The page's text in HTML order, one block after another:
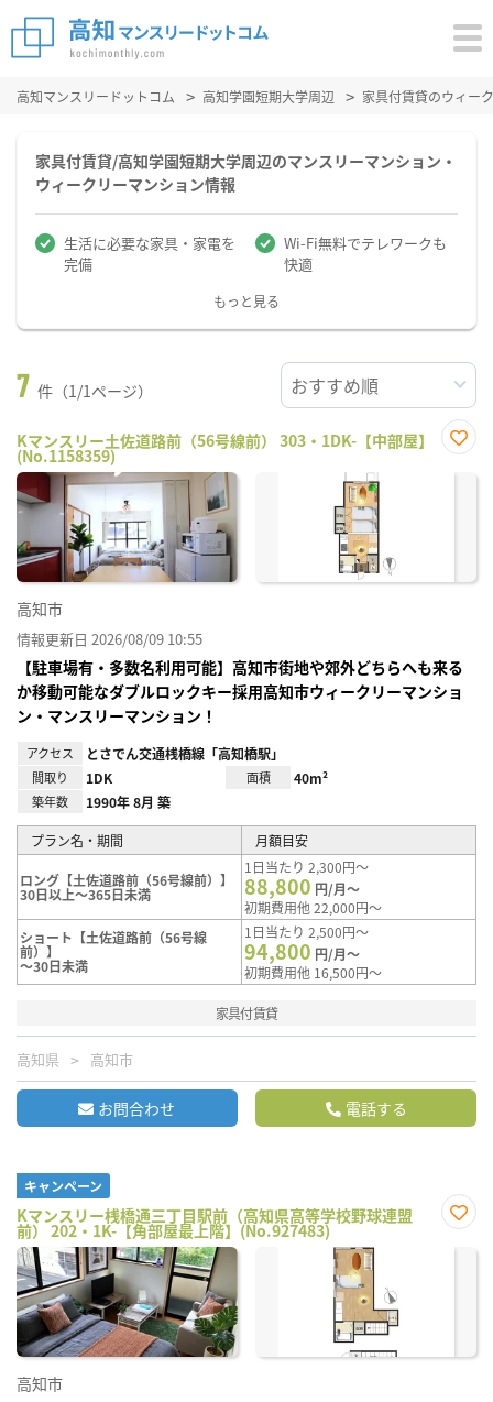
高知マンスリードットコム 高知学園短期大学周辺 家具付賃貸のウィー
家具付賃貸/高知学園短期大学周辺のマンスリーマンション・
ウィークリーマンション情報
生活に必要な家具・家電を
完備
Wi-Fi無料でテレワークも
快適
もっと見る
7 件（1/1ページ）
Kマンスリー土佐道路前（56号線前） 303・1DK-【中部屋】
(No.1158359)
に入
高知市
情報更新日 2026/08/09 10:55
【駐車場有・多数名利用可能】高知市街地や郊外どちらへも来る
か移動可能なダブルロックキー採用高知市ウィークリーマンショ
ン・マンスリーマンション！
アクセス とさでん交通桟橋線「高知橋駅」
間取り 1DK 面積 40m²
築年数 1990年 8月 築
プラン名・期間 月額目安
ロング【土佐道路前（56号線前）】
30日以上～365日未満
1日当たり 2,300円～
88,800 円/月～
初期費用他 22,000円～
ショート【土佐道路前（56号線
前）】
～30日未満
1日当たり 2,500円～
94,800 円/月～
初期費用他 16,500円～
家具付賃貸
高知県 高知市
お問合わせ 電話する
キャンペーン
Kマンスリー桟橋通三丁目駅前（高知県高等学校野球連盟
前） 202・1K-【角部屋最上階】(No.927483)
に入
高知市